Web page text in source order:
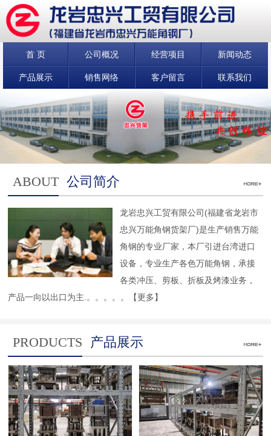
首 页 公司概况 经营项目 新闻动态
产品展示 销售网络 客户留言 联系我们
ABOUT 公司简介
龙岩忠兴工贸有限公司(福建省龙岩市
忠兴万能角钢货架厂)是生产销售万能
角钢的专业厂家，本厂引进台湾进口
设备，专业生产各色万能角钢，承接
各类冲压、剪板、折板及烤漆业务，
产品一向以出口为主.。。。。。
【更多】
PRODUCTS 产品展示